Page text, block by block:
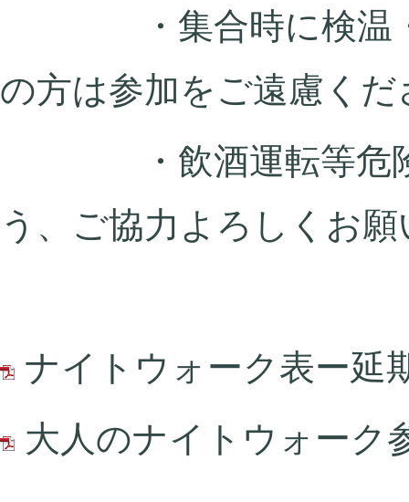
・集合時に検温・
の方は参加をご遠慮くだ
・飲酒運転等危険
う、ご協力よろしくお
ナイトウォーク表ー延
大人のナイトウォーク